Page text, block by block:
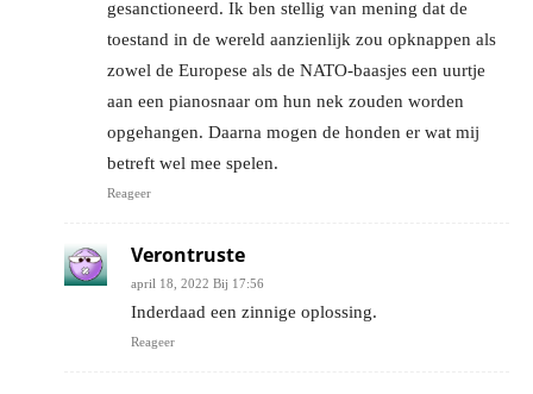
gesanctioneerd. Ik ben stellig van mening dat de
toestand in de wereld aanzienlijk zou opknappen als
zowel de Europese als de NATO-baasjes een uurtje
aan een pianosnaar om hun nek zouden worden
opgehangen. Daarna mogen de honden er wat mij
betreft wel mee spelen.
Reageer
Verontruste
april 18, 2022 Bij 17:56
Inderdaad een zinnige oplossing.
Reageer